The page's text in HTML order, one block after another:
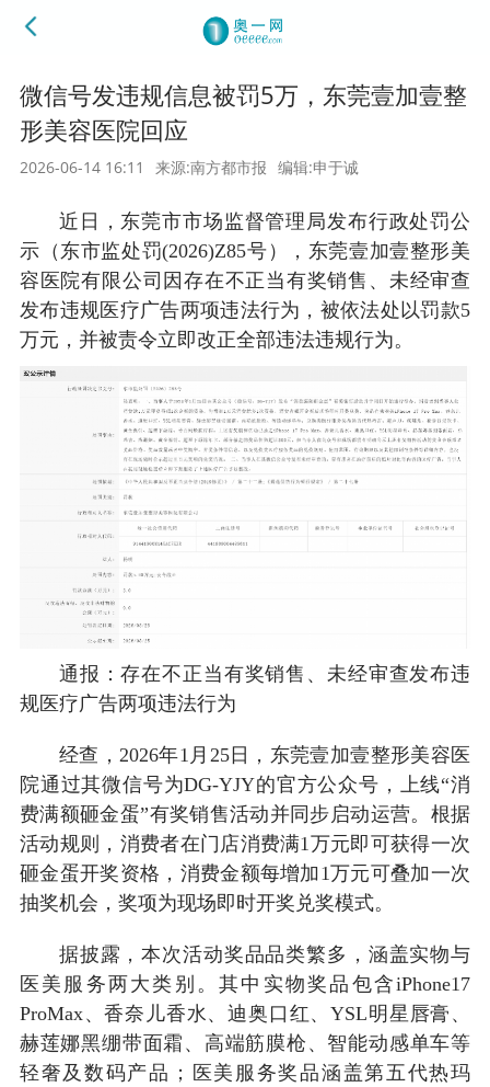
微信号发违规信息被罚5万，东莞壹加壹整
形美容医院回应
2026-06-14 16:11 来源:南方都市报 编辑:申于诚
近日，东莞市市场监督管理局发布行政处罚公
示（东市监处罚(2026)Z85号），东莞壹加壹整形美
容医院有限公司因存在不正当有奖销售、未经审查
发布违规医疗广告两项违法行为，被依法处以罚款5
万元，并被责令立即改正全部违法违规行为。
通报：存在不正当有奖销售、未经审查发布违
规医疗广告两项违法行为
经查，2026年1月25日，东莞壹加壹整形美容医
院通过其微信号为DG-YJY的官方公众号，上线“消
费满额砸金蛋”有奖销售活动并同步启动运营。根据
活动规则，消费者在门店消费满1万元即可获得一次
砸金蛋开奖资格，消费金额每增加1万元可叠加一次
抽奖机会，奖项为现场即时开奖兑奖模式。
据披露，本次活动奖品品类繁多，涵盖实物与
医美服务两大类别。其中实物奖品包含iPhone17
ProMax、香奈儿香水、迪奥口红、YSL明星唇膏、
赫莲娜黑绷带面霜、高端筋膜枪、智能动感单车等
轻奢及数码产品；医美服务奖品涵盖第五代热玛